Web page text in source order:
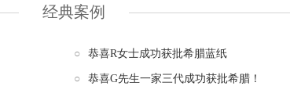
经典案例
○ 恭喜R女士成功获批希腊蓝纸
○ 恭喜G先生一家三代成功获批希腊！